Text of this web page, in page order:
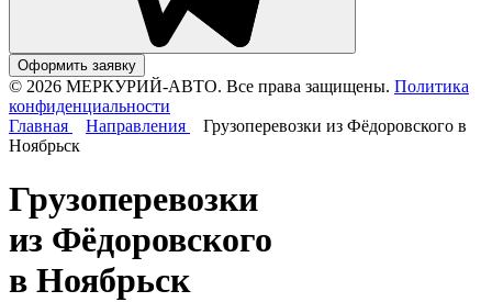
Оформить заявку
© 2026 МЕРКУРИЙ-АВТО. Все права защищены. Политика
конфиденциальности
Главная
Направления
Грузоперевозки из Фёдоровского в
Ноябрьск
Грузоперевозки
из Фёдоровского
в Ноябрьск